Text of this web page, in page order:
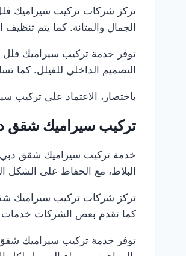
تركز شركات تركيب سيراميك
الجمال والمتانة. كما يتم
توفر خدمة تركيب سيراميك فلل
التصميم الداخلي للفيلل. كما
باختصار، الاعتماد على تركيب
تركيب سيراميك شقق
خدمة تركيب سيراميك شقق دبي
البلاط، مع الحفاظ على الشكل
تركز شركات تركيب سيراميك
كما تقدم بعض الشركات خدمات
توفر خدمة تركيب سيراميك شقق